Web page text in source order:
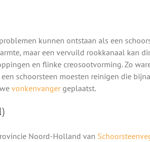
kunnen ontstaan als een
maar een vervuild rookkanaal kan
en flinke creosootvorming. Zo
schoorsteen moesten reinigen die
vonkenvangergeplaatst.
Noord-Holland van